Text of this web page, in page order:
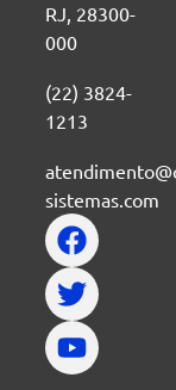
RJ, 28300-
000
(22) 3824-
1213
sistemas.com